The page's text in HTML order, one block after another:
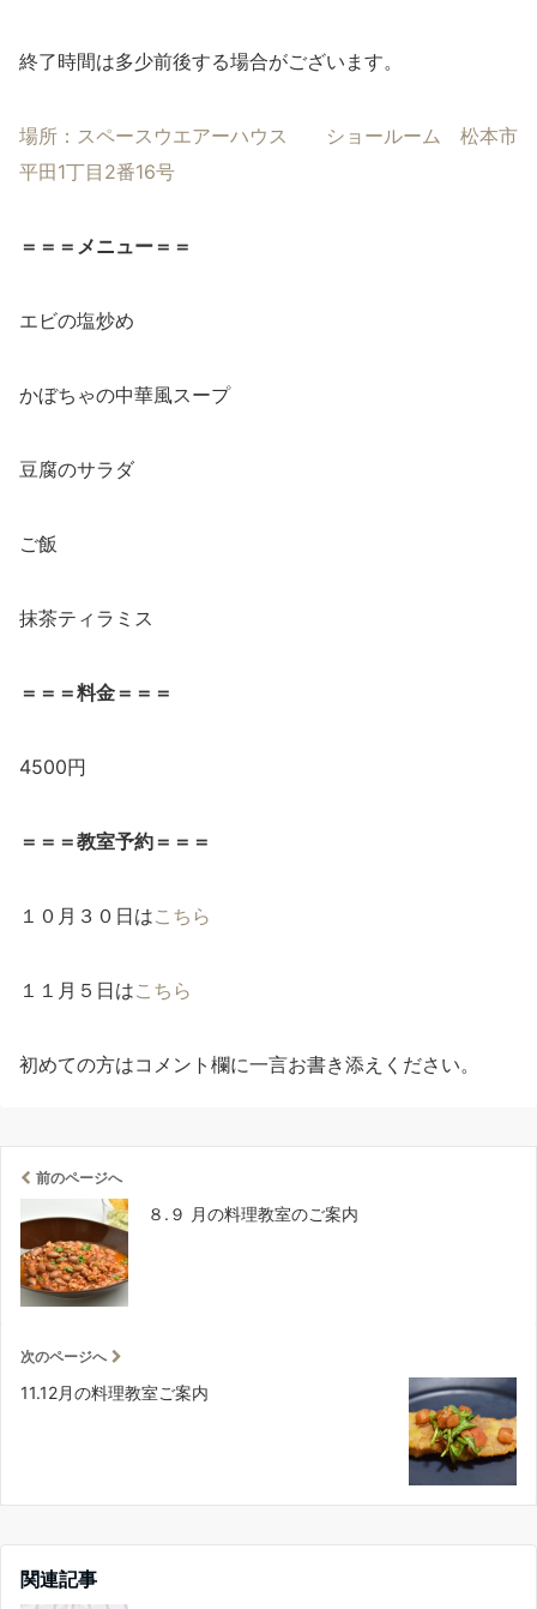
終了時間は多少前後する場合がございます。
場所：スペースウエアーハウス ショールーム 松本市
平田1丁目2番16号
＝＝＝メニュー＝＝
エビの塩炒め
かぼちゃの中華風スープ
豆腐のサラダ
ご飯
抹茶ティラミス
＝＝＝料金＝＝＝
4500円
＝＝＝教室予約＝＝＝
１０月３０日はこちら
１１月５日はこちら
初めての方はコメント欄に一言お書き添えください。
前のページへ
８.９ 月の料理教室のご案内
次のページへ
11.12月の料理教室ご案内
関連記事